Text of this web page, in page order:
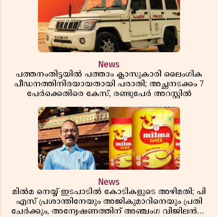
News
പത്തനംതിട്ടയിൽ പത്താം ക്ലാസുകാരി ലൈംഗിക
പീഡനത്തിനിരയായതായി പരാതി; അച്ഛനടക്കം 7
പേർക്കെതിരെ കേസ്, രണ്ടുപേർ അറസ്റ്റിൽ
News
മിൽമ നെയ്യ് ഇടപാടിൽ കോടികളുടെ അഴിമതി; പി
എസ് പ്രശാന്തിനേയും അജികുമാറിനെയും പ്രതി
ചേർക്കും, അന്വേഷണത്തിന് അഞ്ചംഗ വിജിലൻസ്